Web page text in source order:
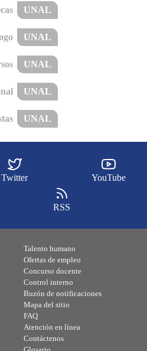
UNAL
UNAL
UNAL
UNAL
UNAL
Twitter YouTube
RSS
Talento humano
Ofertas de empleo
Concurso docente
Control interno
Buzón de notificaciones
Mapa del sitio
FAQ
Atención en línea
Contáctenos